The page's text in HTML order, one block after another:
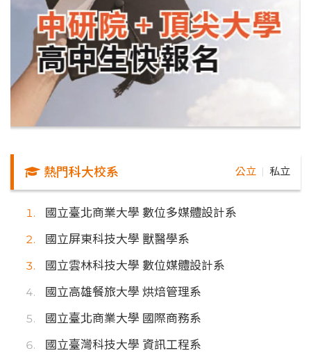
熱門科大校系 公立 私立
國立臺北商業大學 數位多媒體設計系
國立屏東科技大學 獸醫學系
國立雲林科技大學 數位媒體設計系
國立高雄餐旅大學 烘焙管理系
國立臺北商業大學 國際商務系
國立臺灣科技大學 資訊工程系